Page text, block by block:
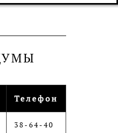
Телефон
38-64-40